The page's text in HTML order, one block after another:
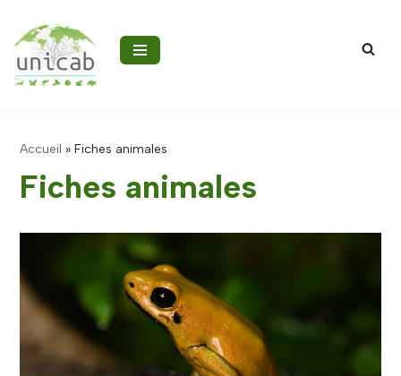
Aller
au
contenu
Accueil » Fiches animales
Fiches animales